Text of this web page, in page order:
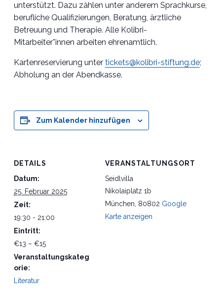
unterstützt. Dazu zählen unter anderem Sprachkurse,
berufliche Qualifizierungen, Beratung, ärztliche
Betreuung und Therapie. Alle Kolibri-
Mitarbeiter*innen arbeiten ehrenamtlich.
Kartenreservierung unter tickets@kolibri-stiftung.de;
Abholung an der Abendkasse.
Zum Kalender hinzufügen
DETAILS
Datum:
25. Februar 2025
Zeit:
19:30 - 21:00
Eintritt:
€13 – €15
Veranstaltungskateg
orie:
Literatur
VERANSTALTUNGSORT
Seidlvilla
Nikolaiplatz 1b
München 80802 Google
Karte anzeigen